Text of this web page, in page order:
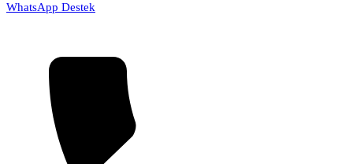
WhatsApp Destek